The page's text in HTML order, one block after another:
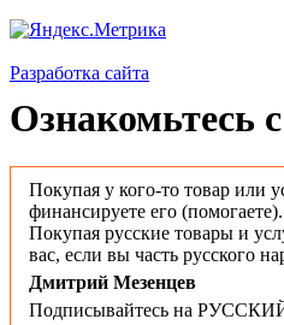
Разработка сайта
Ознакомьтесь
Покупая у кого-то товар или
финансируете его
Покупая русские товары и
вас, если вы часть русского
Дмитрий Мезенцев
Подписывайтесь на